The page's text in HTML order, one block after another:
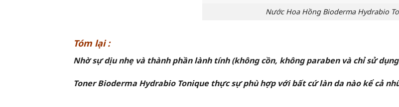
Nước Hoa Hồng Bioderma Hydrabio
Tóm lại :
Nhờ sự dịu nhẹ và thành phần lành tính (không cồn, không paraben và chỉ sử
Toner Bioderma Hydrabio Tonique thực sự phù hợp với bất cứ làn da nào kể cả